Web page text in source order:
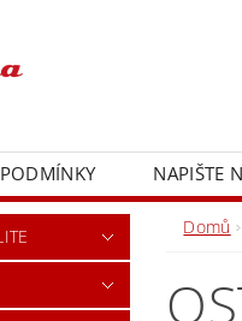
NAPIŠTE
Domů